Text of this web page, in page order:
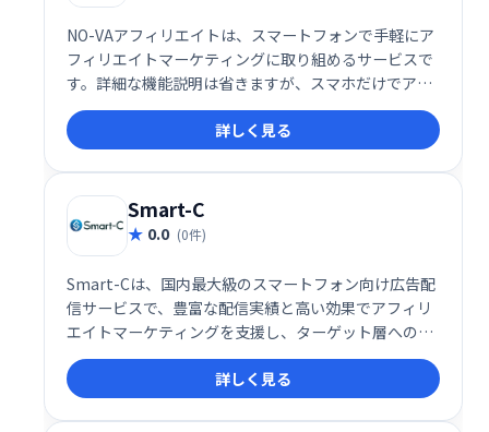
NO-VAアフィリエイトは、スマートフォンで手軽にア
フィリエイトマーケティングに取り組めるサービスで
す。詳細な機能説明は省きますが、スマホだけでアフ
ィリエイトを始めたい方におすすめです。
詳しく見る
Smart-C
0.0 (0件)
Smart-Cは、国内最大級のスマートフォン向け広告配
信サービスで、豊富な配信実績と高い効果でアフィリ
エイトマーケティングを支援し、ターゲット層への的
確な広告配信で売上向上を実現します。
詳しく見る